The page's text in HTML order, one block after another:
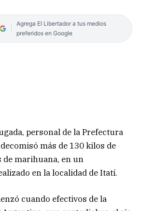
Agrega El Libertador a tus medios
preferidos en Google
personal de la Prefectura
más de 130 kilos de
de marihuana, en un
en la localidad de Itatí.
cuando efectivos de la